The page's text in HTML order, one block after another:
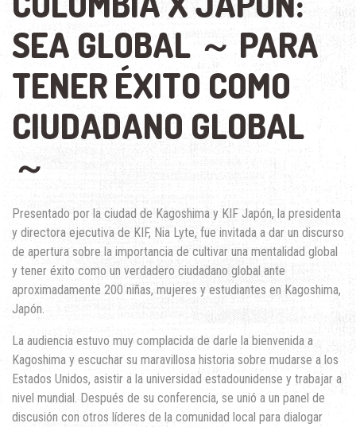
SEA GLOBAL ～ PARA
TENER ÉXITO COMO
CIUDADANO GLOBAL
～
Presentado por la ciudad de Kagoshima y KIF Japón, la presidenta
y directora ejecutiva de KIF, Nia Lyte, fue invitada a dar un discurso
de apertura sobre la importancia de cultivar una mentalidad global
y tener éxito como un verdadero ciudadano global ante
aproximadamente 200 niñas, mujeres y estudiantes en Kagoshima,
Japón.
La audiencia estuvo muy complacida de darle la bienvenida a
Kagoshima y escuchar su maravillosa historia sobre mudarse a los
Estados Unidos, asistir a la universidad estadounidense y trabajar a
nivel mundial. Después de su conferencia, se unió a un panel de
discusión con otros líderes de la comunidad local para dialogar